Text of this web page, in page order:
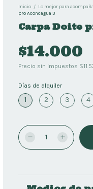
Inicio / Lo mejor para
pro Aconcagua 3
Carpa Doite
$14.000
Precio sin impuestos
Días de alquiler
1 2 3 4